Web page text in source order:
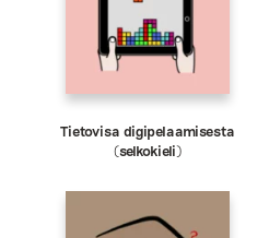
Tietovisa digipelaamisesta
(selkokieli)